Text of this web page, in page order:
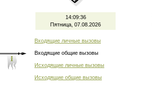
14:09:37
Пятница, 07.08.2026
Входящие личные вызовы
Входящие общие вызовы
Исходящие личные вызовы
Исходящие общие вызовы